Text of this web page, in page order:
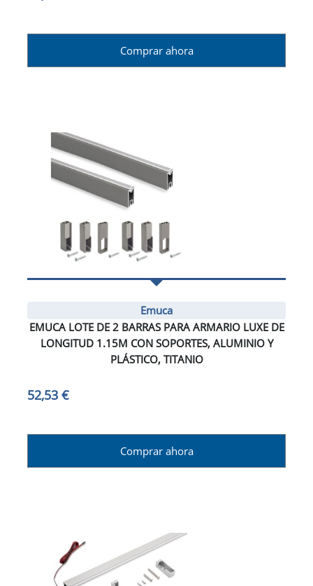
Comprar ahora
Emuca
EMUCA LOTE DE 2 BARRAS PARA ARMARIO LUXE DE
LONGITUD 1.15M CON SOPORTES, ALUMINIO Y
PLÁSTICO, TITANIO
52,53 €
Comprar ahora